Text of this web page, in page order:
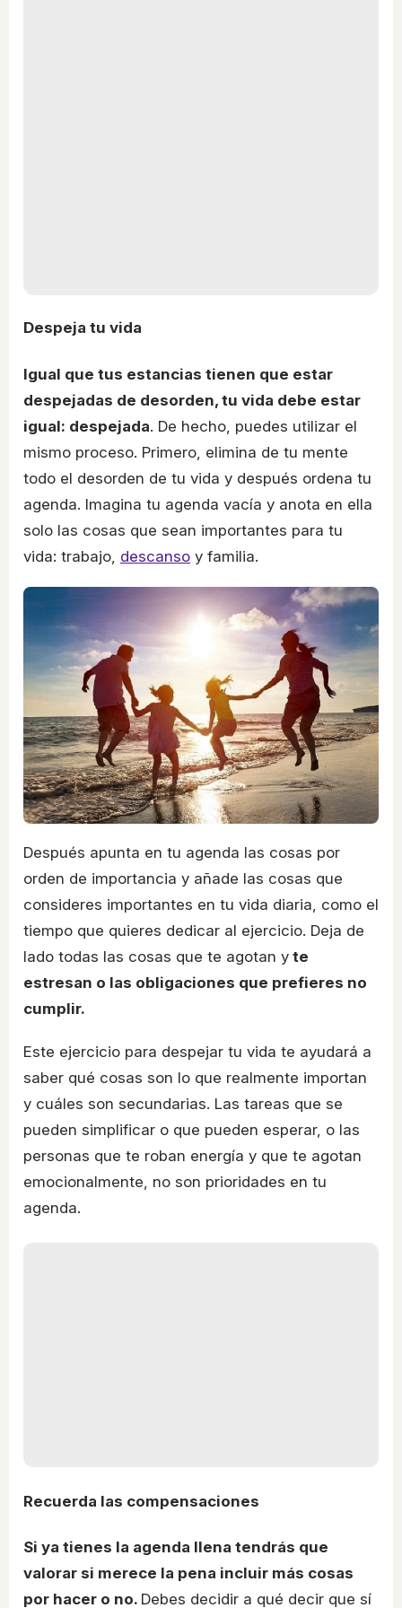
Despeja tu vida
Igual que tus estancias tienen que estar
despejadas de desorden, tu vida debe estar
igual: despejada. De hecho, puedes utilizar el
mismo proceso. Primero, elimina de tu mente
todo el desorden de tu vida y después ordena tu
agenda. Imagina tu agenda vacía y anota en ella
solo las cosas que sean importantes para tu
vida: trabajo, descanso y familia.
Después apunta en tu agenda las cosas por
orden de importancia y añade las cosas que
consideres importantes en tu vida diaria, como el
tiempo que quieres dedicar al ejercicio. Deja de
lado todas las cosas que te agotan y te
estresan o las obligaciones que prefieres no
cumplir.
Este ejercicio para despejar tu vida te ayudará a
saber qué cosas son lo que realmente importan
y cuáles son secundarias. Las tareas que se
pueden simplificar o que pueden esperar, o las
personas que te roban energía y que te agotan
emocionalmente, no son prioridades en tu
agenda.
Recuerda las compensaciones
Si ya tienes la agenda llena tendrás que
valorar si merece la pena incluir más cosas
por hacer o no. Debes decidir a qué decir que sí